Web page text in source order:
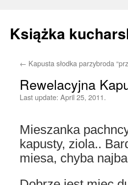
Książka
Skip
← Kapusta słodka parzybroda
Rewelacyjna
Last update: April 25, 2011.
Mieszanka
kapusty, ziola..
miesa, chyba